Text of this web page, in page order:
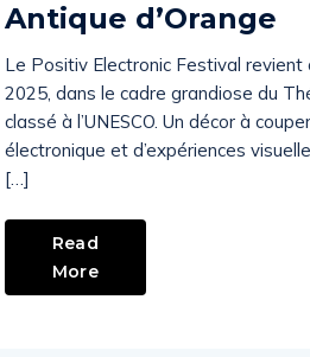
Antique d’Orange
Le Positiv Electronic Festival
2025, dans le cadre grandiose du
classé à l’UNESCO. Un décor à
électronique et d’expériences
[…]
Read
More